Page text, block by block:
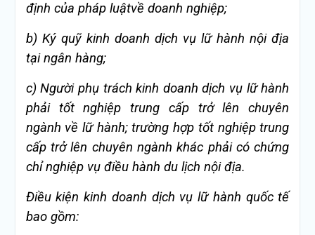
định của pháp luậtvề doanh nghiệp;
b) Ký quỹ kinh doanh dịch vụ lữ hành nội địa
tại ngân hàng;
c) Người phụ trách kinh doanh dịch vụ lữ hành
phải tốt nghiệp trung cấp trở lên chuyên
ngành về lữ hành; trường hợp tốt nghiệp trung
cấp trở lên chuyên ngành khác phải có chứng
chỉ nghiệp vụ điều hành du lịch nội địa.
Điềukiện kinh doanh dịch vụ lữ hành quốc tế
bao gồm: